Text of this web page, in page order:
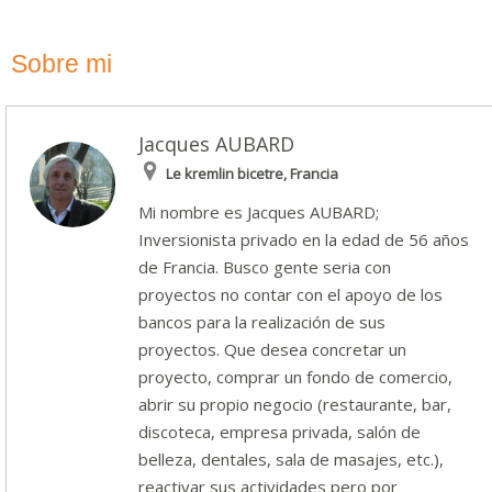
Sobre mi
Jacques AUBARD
Le kremlin bicetre, Francia
Mi nombre es Jacques AUBARD;
Inversionista privado en la edad de 56 años
de Francia. Busco gente seria con
proyectos no contar con el apoyo de los
bancos para la realización de sus
proyectos. Que desea concretar un
proyecto, comprar un fondo de comercio,
abrir su propio negocio (restaurante, bar,
discoteca, empresa privada, salón de
belleza, dentales, sala de masajes, etc.),
reactivar sus actividades pero por